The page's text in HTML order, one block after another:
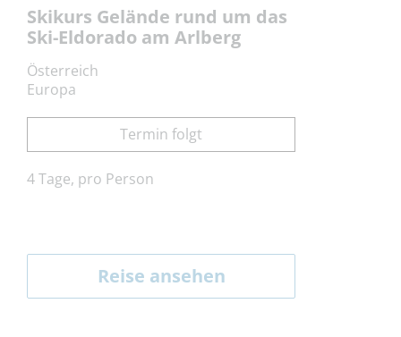
Skikurs Gelände rund um das
Ski-Eldorado am Arlberg
Österreich
Europa
Termin folgt
4 Tage, pro Person
Reise ansehen